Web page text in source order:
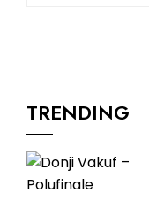
TRENDING